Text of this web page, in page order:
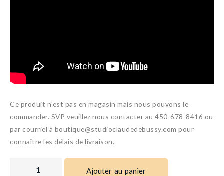
Ce produit n'est pas en magasin mais nous pouvons le
commander. SVP veuillez nous contacter au 450-678-8416 ou
par courriel à boutique@studioclaudedebussy.com pour
connaître les délais de livraison.
Ajouter au panier